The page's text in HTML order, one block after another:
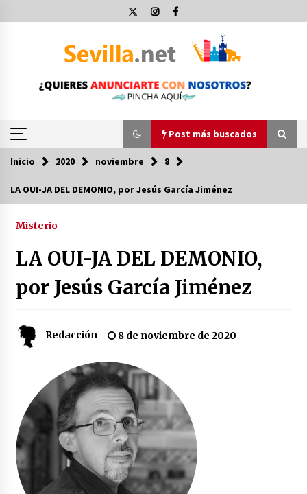
al
Post más buscados
Post más buscados
Por qué el lanzamiento de hachas es tan
divertido (y cada vez más popular)
10 de noviembre de 2022
Plaga de pulgas en el festival Interestelar de
24 de mayo de 2022
Final de la Europa League en Sevilla | Más de
5.500 efectivos se encargarán de la seguridad
del partido
17 de mayo de 2022
Leyendas del Betis y del Sevilla vuelven al
terreno de juego en un derbi a beneficio de
Down Sevilla
Inicio 2020 noviembre 8
LA OUI-JA DEL DEMONIO, por Jesús García Jiménez
Misterio
LA OUI-JA DEL DEMONIO,
por Jesús García Jiménez
Redacción 8 de noviembre de 2020